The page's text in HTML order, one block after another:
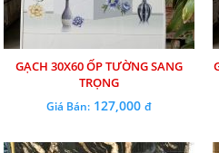
GẠCH 30X60 ỐP TƯỜNG SANG
TRỌNG
Giá Bán: 127,000đ